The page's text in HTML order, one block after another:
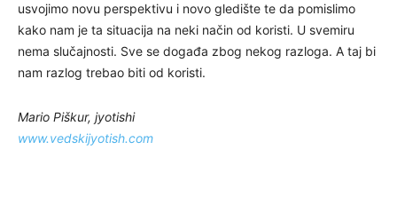
usvojimo novu perspektivu i novo gledište te da pomislimo
kako nam je ta situacija na neki način od koristi. U svemiru
nema slučajnosti. Sve se događa zbog nekog razloga. A taj bi
nam razlog trebao biti od koristi.
Mario Piškur, jyotishi
www.vedskijyotish.com